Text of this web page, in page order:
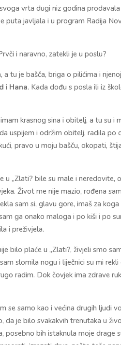
vrta dugi niz godina
puta javljala i u program Radija
i naravno, zatekli je u poslu?
a tu je bašča, briga o pilićima i
i Hana. Kada dođu s posla ili iz
krasnog sina i obitelj, a tu su i
uspijem i održim obitelj, radila po
pravo u moju bašču, okopati,
u „Zlati? bile su male i neredovite,
Život me nije mazio, rođena
sam si, glavu gore, imaš za
ga onako maloga i po kiši i po
i preživjela.
bilo plaće u „Zlati?, živjeli smo
slomila nogu i liječnici su mi
radim. Dok čovjek ima zdrave
se samo kao i većina drugih ljudi
je bilo svakakvih trenutaka u
posebno bih istaknula moje drage